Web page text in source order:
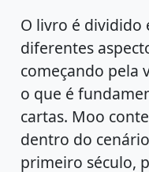
O livro é dividido
diferentes
começando pela
o que é
cartas. Moo
dentro do
primeiro século,